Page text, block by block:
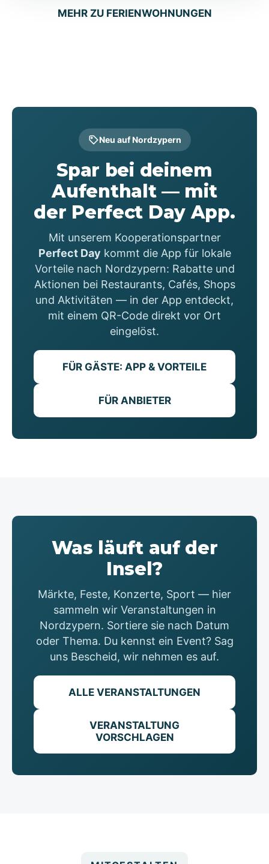
MEHR ZU FERIENWOHNUNGEN
Vorteile & Coupons
Neu auf Nordzypern
Spar bei deinem
Aufenthalt — mit
der Perfect Day App.
Mit unserem Kooperationspartner
Perfect Day kommt die App für lokale
Vorteile nach Nordzypern: Rabatte und
Aktionen bei Restaurants, Cafés, Shops
und Aktivitäten — in der App entdeckt,
mit einem QR-Code direkt vor Ort
eingelöst.
FÜR GÄSTE: APP & VORTEILE
FÜR ANBIETER
Was läuft auf der
Insel?
Märkte, Feste, Konzerte, Sport — hier
sammeln wir Veranstaltungen in
Nordzypern. Sortiere sie nach Datum
oder Thema. Du kennst ein Event? Sag
uns Bescheid, wir nehmen es auf.
ALLE VERANSTALTUNGEN
VERANSTALTUNG
VORSCHLAGEN